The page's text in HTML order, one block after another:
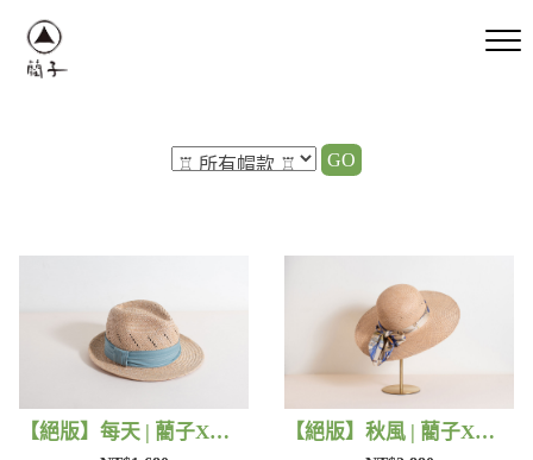
GO
【絕版】每天 | 藺子X好煩小姐 【絕版】秋風 | 藺子X好煩小姐